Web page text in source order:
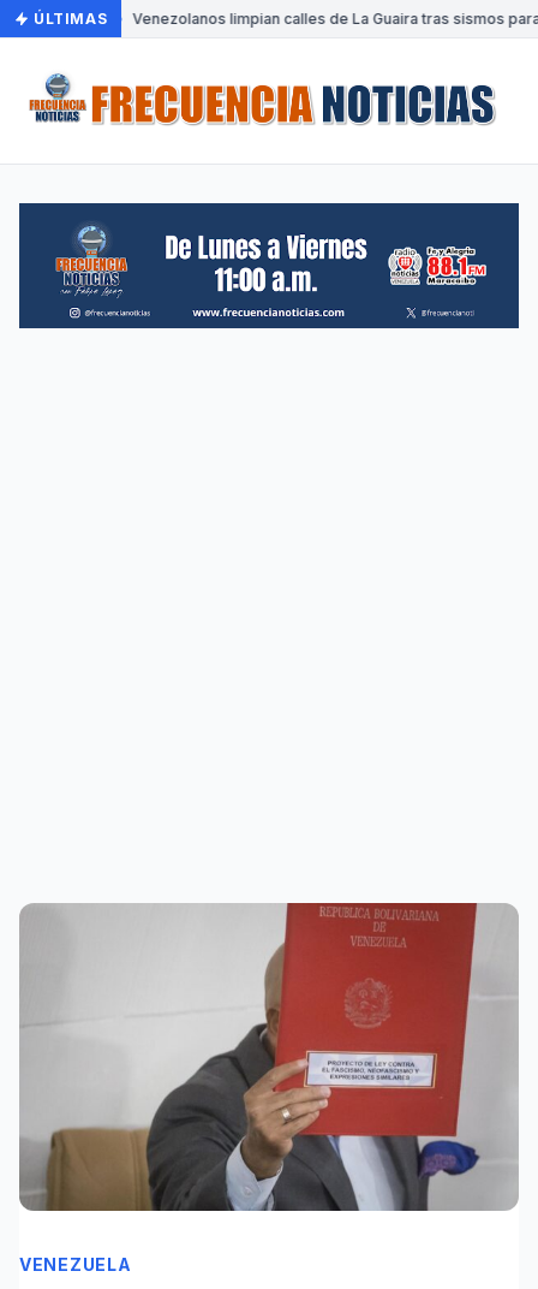
ÚLTIMAS Venezolanos limpian calles de La Guaira tras sismos
VENEZUELA